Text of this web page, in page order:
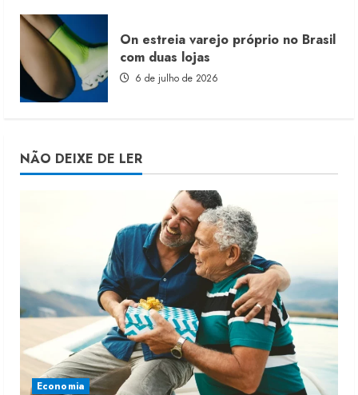
On estreia varejo próprio no Brasil
com duas lojas
6 de julho de 2026
NÃO DEIXE DE LER
Economia